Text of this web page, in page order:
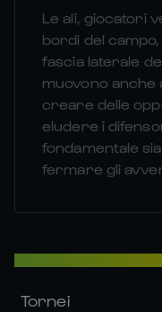
Le ali, giocatori
bordi del
fascia laterale
muovono anche
creare delle
eludere i
fondamentale
fermare gli
Tornei